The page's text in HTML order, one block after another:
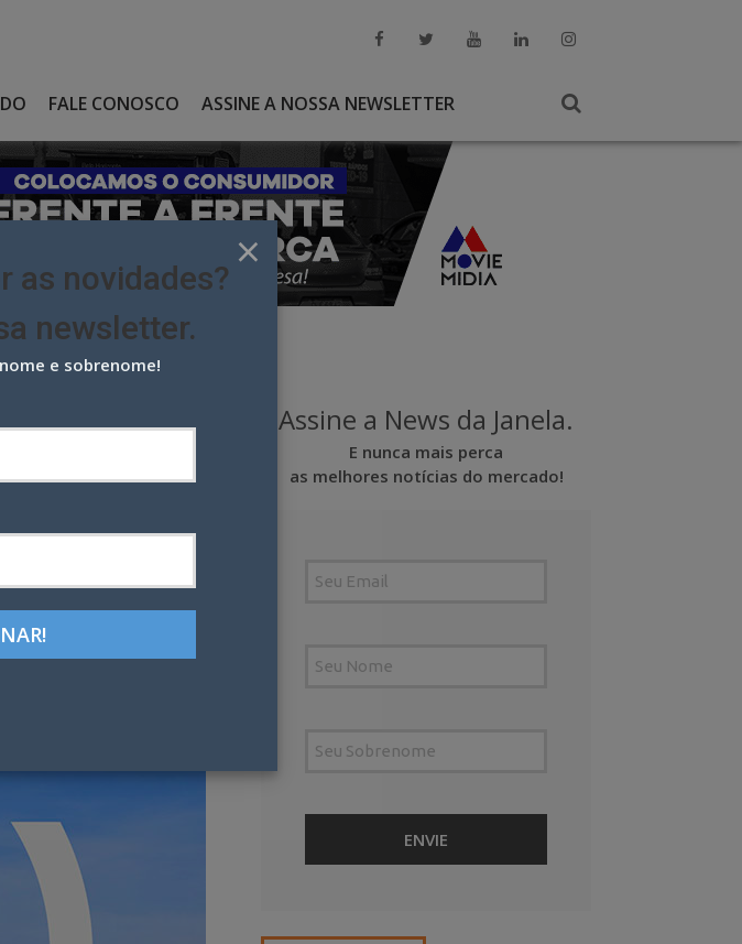
FALE CONOSCO ASSINE A NOSSA NEWSLETTER
(RE)
que passa a
Assine a News da Janela.
E nunca mais perca
as melhores notícias do mercado!
×
as novidades?
newsletter.
e sobrenome!